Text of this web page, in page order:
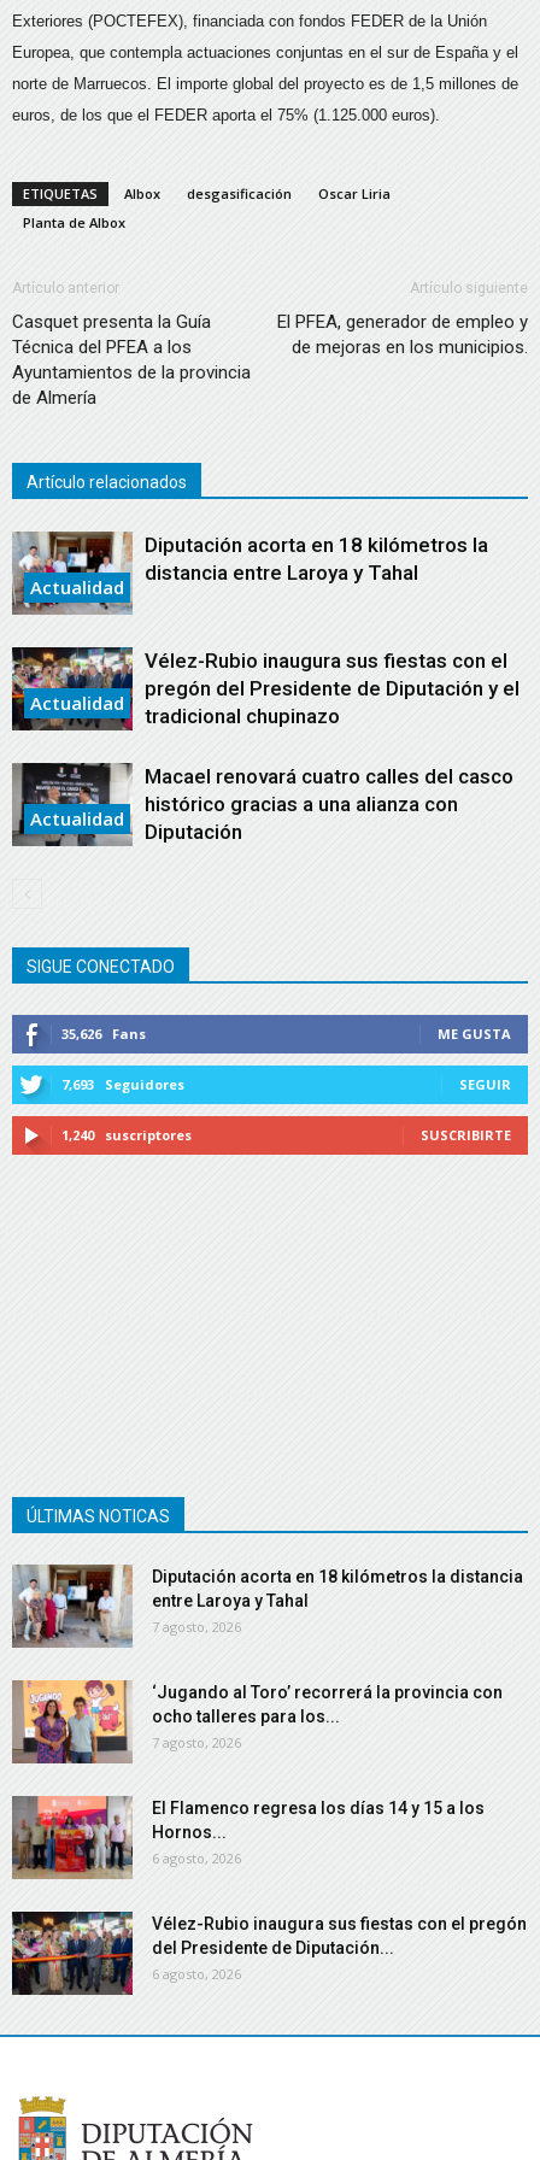
Exteriores (POCTEFEX), financiada con fondos FEDER de la Unión
Europea, que contempla actuaciones conjuntas en el sur de España y el
norte de Marruecos. El importe global del proyecto es de 1,5 millones de
euros, de los que el FEDER aporta el 75% (1.125.000 euros).
ETIQUETAS Albox desgasificación
Oscar Liria
Planta de Albox
Artículo anterior
Casquet presenta la Guía
Técnica del PFEA a los
Ayuntamientos de la provincia
de Almería
Artículo siguiente
El PFEA, generador de empleo y
de mejoras en los municipios.
Artículo relacionados
Actualidad
Diputación acorta en 18 kilómetros la
distancia entre Laroya y Tahal
Actualidad
Vélez-Rubio inaugura sus fiestas con el
pregón del Presidente de Diputación y el
tradicional chupinazo
Actualidad
Macael renovará cuatro calles del casco
histórico gracias a una alianza con
Diputación
SIGUE CONECTADO
35,626 Fans ME GUSTA
7,693 Seguidores SEGUIR
1,240 suscriptores SUSCRIBIRTE
ÚLTIMAS NOTICAS
Diputación acorta en 18 kilómetros la distancia
entre Laroya y Tahal
7 agosto, 2026
‘Jugando al Toro’ recorrerá la provincia con
ocho talleres para los...
7 agosto, 2026
El Flamenco regresa los días 14 y 15 a los
Hornos...
6 agosto, 2026
Vélez-Rubio inaugura sus fiestas con el pregón
del Presidente de Diputación...
6 agosto, 2026